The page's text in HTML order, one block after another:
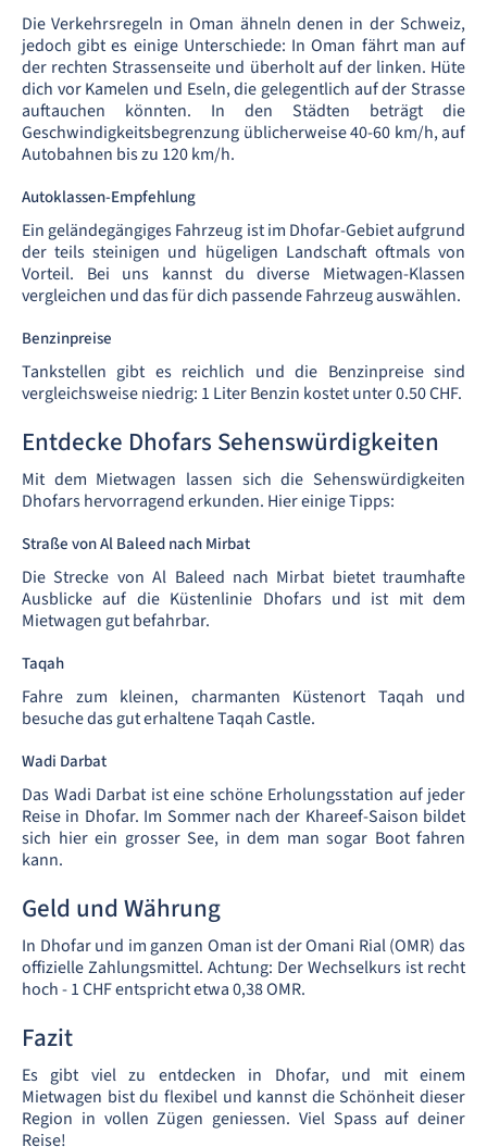
Die Verkehrsregeln in Oman ähneln denen in der Schweiz,
jedoch gibt es einige Unterschiede: In Oman fährt man auf
der rechten Strassenseite und überholt auf der linken. Hüte
dich vor Kamelen und Eseln, die gelegentlich auf der Strasse
auftauchen könnten. In den Städten beträgt die
Geschwindigkeitsbegrenzung üblicherweise 40-60 km/h, auf
Autobahnen bis zu 120 km/h.
Autoklassen-Empfehlung
Ein geländegängiges Fahrzeug ist im Dhofar-Gebiet aufgrund
der teils steinigen und hügeligen Landschaft oftmals von
Vorteil. Bei uns kannst du diverse Mietwagen-Klassen
vergleichen und das für dich passende Fahrzeug auswählen.
Benzinpreise
Tankstellen gibt es reichlich und die Benzinpreise sind
vergleichsweise niedrig: 1 Liter Benzin kostet unter 0.50 CHF.
Entdecke Dhofars Sehenswürdigkeiten
Mit dem Mietwagen lassen sich die Sehenswürdigkeiten
Dhofars hervorragend erkunden. Hier einige Tipps:
Straße von Al Baleed nach Mirbat
Die Strecke von Al Baleed nach Mirbat bietet traumhafte
Ausblicke auf die Küstenlinie Dhofars und ist mit dem
Mietwagen gut befahrbar.
Taqah
Fahre zum kleinen, charmanten Küstenort Taqah und
besuche das gut erhaltene Taqah Castle.
Wadi Darbat
Das Wadi Darbat ist eine schöne Erholungsstation auf jeder
Reise in Dhofar. Im Sommer nach der Khareef-Saison bildet
sich hier ein grosser See, in dem man sogar Boot fahren
kann.
Geld und Währung
In Dhofar und im ganzen Oman ist der Omani Rial (OMR) das
offizielle Zahlungsmittel. Achtung: Der Wechselkurs ist recht
hoch - 1 CHF entspricht etwa 0,38 OMR.
Fazit
Es gibt viel zu entdecken in Dhofar, und mit einem
Mietwagen bist du flexibel und kannst die Schönheit dieser
Region in vollen Zügen geniessen. Viel Spass auf deiner
Reise!